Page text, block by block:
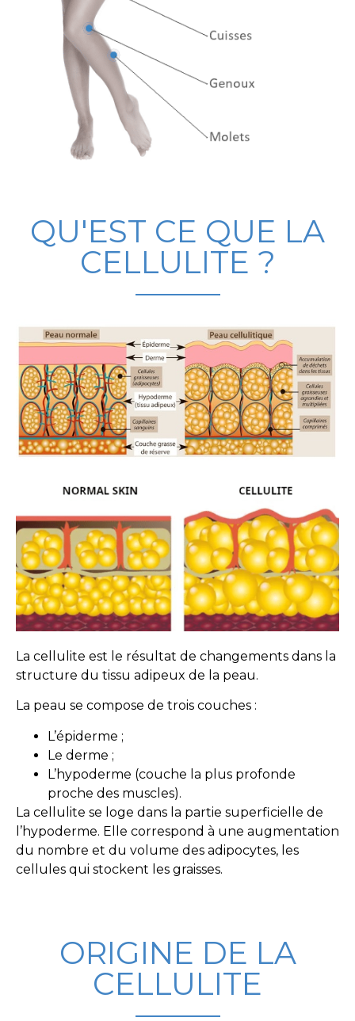
QU'EST CE QUE LA
CELLULITE ?
La cellulite est le résultat de changements dans la
structure du tissu adipeux de la peau.
La peau se compose de trois couches :
L’épiderme ;
Le derme ;
L’hypoderme (couche la plus profonde
proche des muscles).
La cellulite se loge dans la partie superficielle de
l’hypoderme. Elle correspond à une augmentation
du nombre et du volume des adipocytes, les
cellules qui stockent les graisses.
ORIGINE DE LA
CELLULITE